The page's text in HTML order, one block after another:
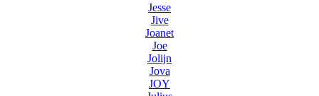
Jesse
Jive
Joanet
Joe
Jolijn
Jova
JOY